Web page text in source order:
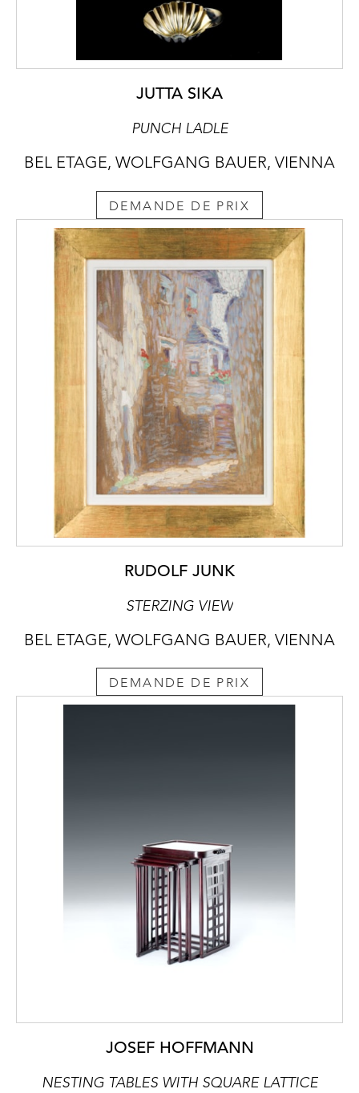
JUTTA SIKA
PUNCH LADLE
BEL ETAGE, WOLFGANG BAUER, VIENNA
DEMANDE DE PRIX
RUDOLF JUNK
STERZING VIEW
BEL ETAGE, WOLFGANG BAUER, VIENNA
DEMANDE DE PRIX
JOSEF HOFFMANN
NESTING TABLES WITH SQUARE LATTICE